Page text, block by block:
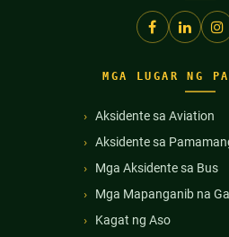
MGA LUGAR NG
Aksidente sa Aviation
Aksidente sa
Mga Aksidente sa Bus
Mga Mapanganib na
Kagat ng Aso